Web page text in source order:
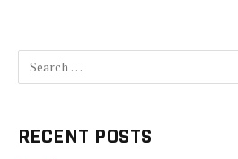
RECENT POSTS